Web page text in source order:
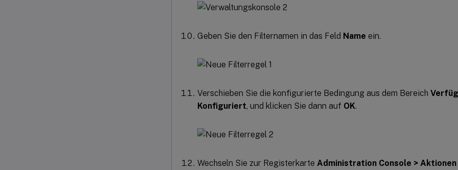
Geben Sie den Filternamen in das Feld Name ein.
Verschieben Sie die konfigurierte Bedingung aus dem Bereich
Konfiguriert, und klicken Sie dann auf OK.
Wechseln Sie zur Registerkarte Administration Console > Aktionen